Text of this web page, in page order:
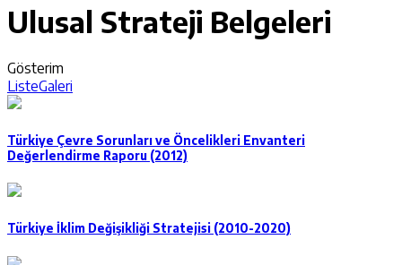
Ulusal Strateji Belgeleri
Gösterim
ListeGaleri
Türkiye Çevre Sorunları ve Öncelikleri Envanteri
Değerlendirme Raporu (2012)
Türkiye İklim Değişikliği Stratejisi (2010-2020)